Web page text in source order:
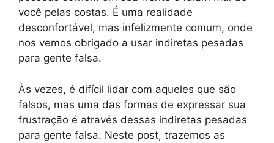
você pelas costas. É uma realidade
desconfortável, mas infelizmente comum, onde
nos vemos obrigado a usar indiretas pesadas
para gente falsa.
Às vezes, é difícil lidar com aqueles que são
falsos, mas uma das formas de expressar sua
frustração é através dessas indiretas pesadas
para gente falsa. Neste post, trazemos as